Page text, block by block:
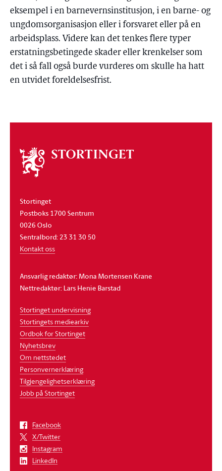
eksempel i en barnevernsinstitusjon, i en barne- og
ungdomsorganisasjon eller i forsvaret eller på en
arbeidsplass. Videre kan det tenkes flere typer
erstatningsbetingede skader eller krenkelser som
det i så fall også burde vurderes om skulle ha hatt
en utvidet foreldelsesfrist.
Om
stortinget
Stortinget
Postboks 1700 Sentrum
0026 Oslo
Sentralbord: 23 31 30 50
Kontakt oss
Ansvarlig redaktør: Mona Mortensen Krane
Nettredaktør: Lars Henie Barstad
Stortinget undervisning
Stortingets mediearkiv
Ordbok for Stortinget
Nyhetsbrev
Om nettstedet
Personvernerklæring
Tilgjengelighetserklæring
Jobb på Stortinget
Facebook
X/Twitter
Instagram
LinkedIn